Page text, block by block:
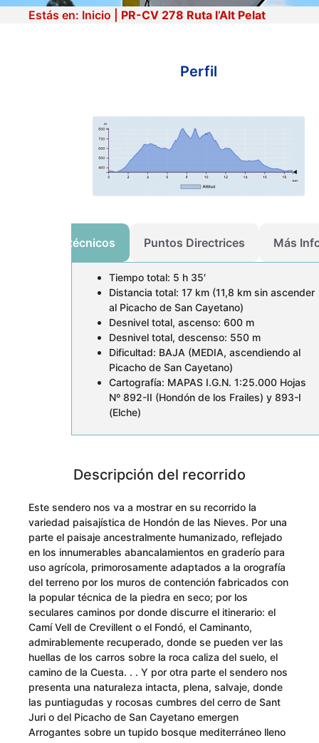
PR-CV 278 Ruta l’Alt
Pelat
Estás en: Inicio PR-CV 278 Ruta l’Alt Pelat
Perfil
Datos técnicos Puntos Directrices Más
Tiempo total: 5 h 35′
Distancia total: 17 km (11,8 km sin ascender
al Picacho de San Cayetano)
Desnivel total, ascenso: 600 m
Desnivel total, descenso: 550 m
Dificultad: BAJA (MEDIA, ascendiendo al
Picacho de San Cayetano)
Cartografía: MAPAS I.G.N. 1:25.000 Hojas
Nº 892-II (Hondón de los Frailes) y 893-I
(Elche)
Descripción del recorrido
Este sendero nos va a mostrar en su recorrido la
variedad paisajística de Hondón de las Nieves. Por una
parte el paisaje ancestralmente humanizado, reflejado
en los innumerables abancalamientos en graderío para
uso agrícola, primorosamente adaptados a la orografía
del terreno por los muros de contención fabricados con
la popular técnica de la piedra en seco; por los
seculares caminos por donde discurre el itinerario: el
Camí Vell de Crevillent o el Fondó, el Caminanto,
admirablemente recuperado, donde se pueden ver las
huellas de los carros sobre la roca caliza del suelo, el
camino de la Cuesta. . . Y por otra parte el sendero nos
presenta una naturaleza intacta, plena, salvaje, donde
las puntiagudas y rocosas cumbres del cerro de Sant
Juri o del Picacho de San Cayetano emergen
Arrogantes sobre un tupido bosque mediterráneo lleno